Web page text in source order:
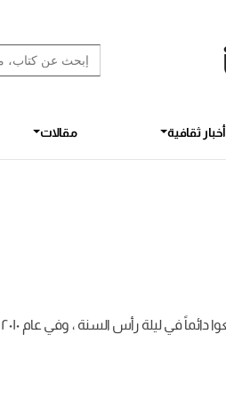
Search
for:
Search Button
أخبار ثقافية مقالات